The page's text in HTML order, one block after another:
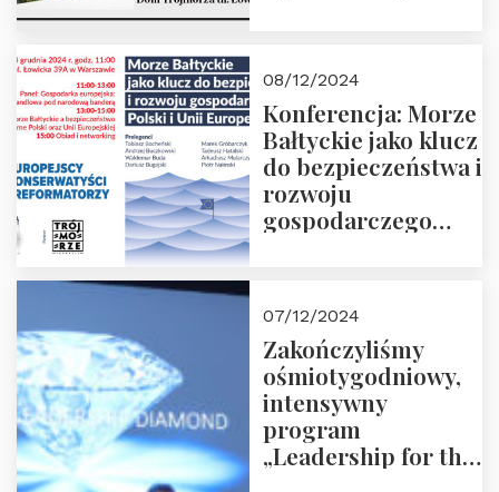
08/12/2024
Konferencja: Morze
Bałtyckie jako klucz
do bezpieczeństwa i
rozwoju
gospodarczego
ZAPRASZAMY
07/12/2024
Zakończyliśmy
ośmiotygodniowy,
intensywny
program
„Leadership for the